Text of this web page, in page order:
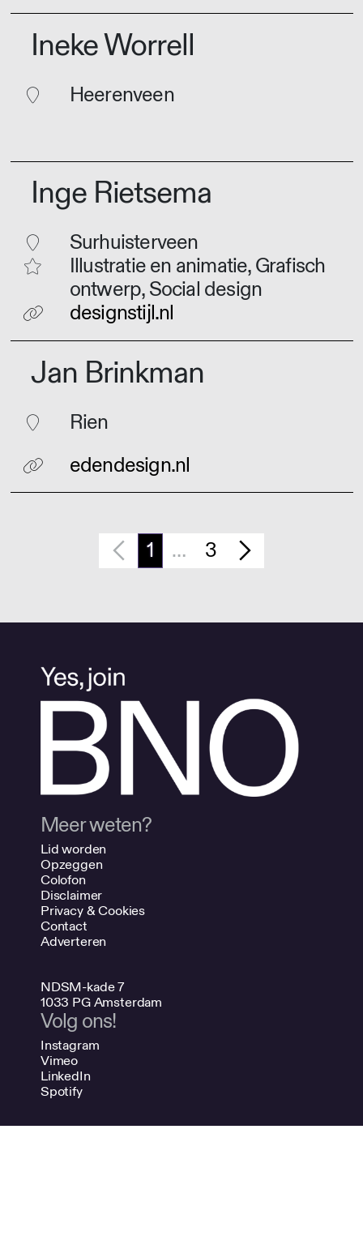
Ineke Worrell
Heerenveen
Inge Rietsema
Surhuisterveen
Illustratie en animatie, Grafisch
ontwerp, Social design
designstijl.nl
Jan Brinkman
Rien
edendesign.nl
1 … 3
Meer weten?
Lid worden
Opzeggen
Colofon
Disclaimer
Privacy & Cookies
Contact
Adverteren
NDSM-kade 7
1033 PG Amsterdam
Volg ons!
Instagram
Vimeo
LinkedIn
Spotify